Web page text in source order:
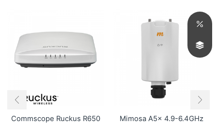
Commscope Ruckus R650
Mimosa A5x 4.9-6.4GHz